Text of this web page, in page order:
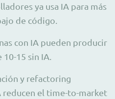
ya usa IA para más
de código.
con IA pueden producir
15 sin IA.
y refactoring
reducen el time-to-market